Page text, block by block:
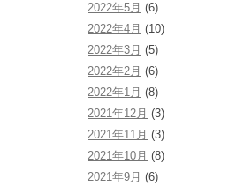
2022年5月 (6)
2022年4月 (10)
2022年3月 (5)
2022年2月 (6)
2022年1月 (8)
2021年12月 (3)
2021年11月 (3)
2021年10月 (8)
2021年9月 (6)